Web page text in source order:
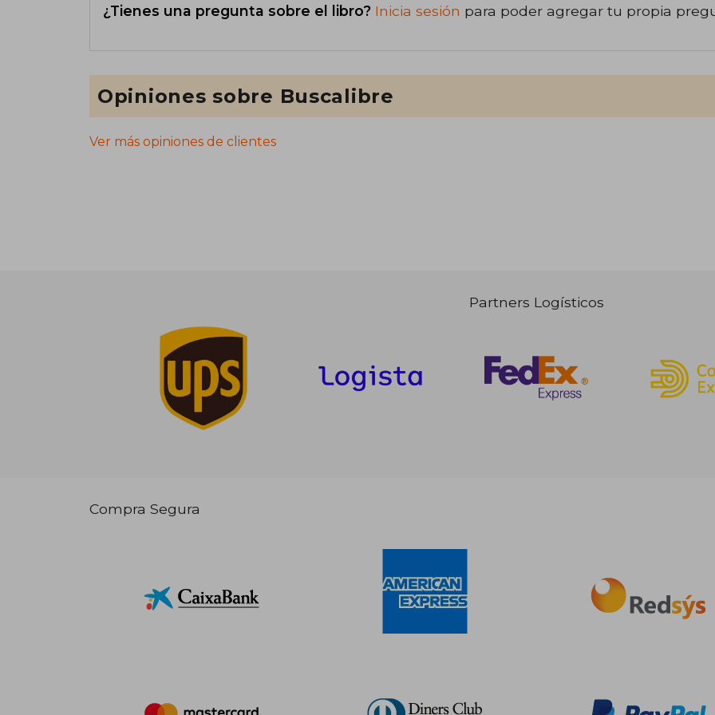
¿Tienes una pregunta sobre el libro? Inicia sesión para poder agregar tu propia
Opiniones sobre Buscalibre
Ver más opiniones de clientes
Partners Logísticos
Compra Segura